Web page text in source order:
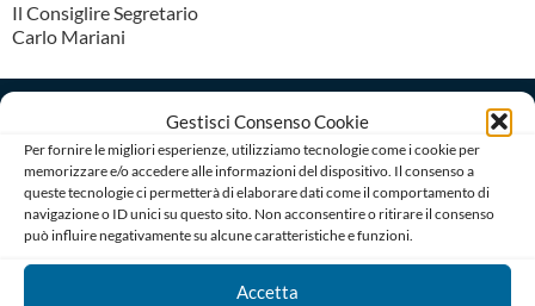
Gestisci Consenso Cookie
Per fornire le migliori esperienze, utilizziamo tecnologie come i cookie per
memorizzare e/o accedere alle informazioni del dispositivo. Il consenso a
queste tecnologie ci permetterà di elaborare dati come il comportamento di
navigazione o ID unici su questo sito. Non acconsentire o ritirare il consenso
può influire negativamente su alcune caratteristiche e funzioni.
Accetta
Il Consiglire Segretario
Carlo Mariani
Ordine degli Avvocati di Bari